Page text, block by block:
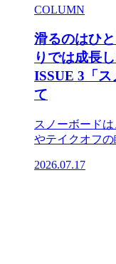
COLUMN
滑るのはひ
りでは成長
ISSUE 3「ス
て
スノーボード
やテイクオフ
2026.07.17